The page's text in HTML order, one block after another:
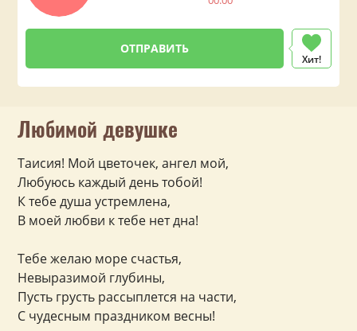
Хит!
Любимой девушке
Таисия! Мой цветочек, ангел мой,
Любуюсь каждый день тобой!
К тебе душа устремлена,
В моей любви к тебе нет дна!
Тебе желаю море счастья,
Невыразимой глубины,
Пусть грусть рассыплется на части,
С чудесным праздником весны!